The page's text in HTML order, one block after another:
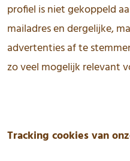
profiel is niet gekoppeld
mailadres en dergelijke,
advertenties af te
zo veel mogelijk relevant
Tracking cookies van